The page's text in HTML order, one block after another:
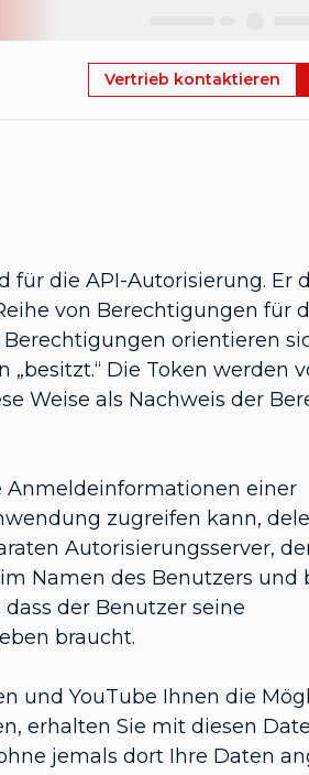
Vertrieb kontaktieren
für die API-Autorisierung. Er
von Berechtigungen für
orientieren
Die Token werden
Weise als Nachweis der
Anmeldeinformationen einer
zugreifen kann,
Autorisierungsserver,
Namen des Benutzers und
der Benutzer seine
braucht.
und YouTube Ihnen die
erhalten Sie mit diesen
jemals dort Ihre Daten